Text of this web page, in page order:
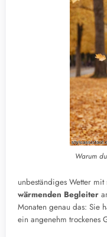
Warum
unbeständiges Wetter
wärmenden Begleiter
Monaten genau das: Sie
ein angenehm trockenes